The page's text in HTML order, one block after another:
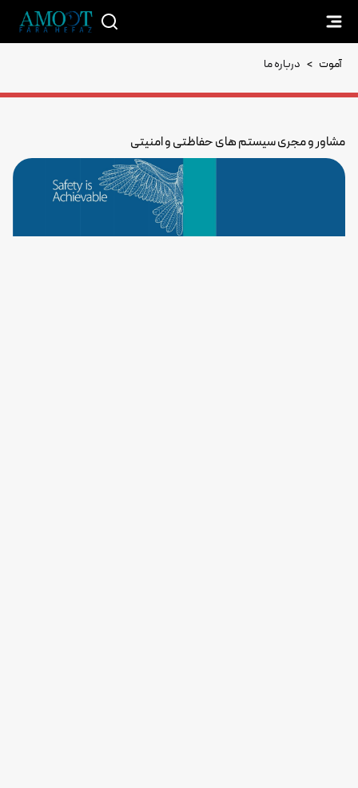
آموت > درباره ما
مشاور و مجری سیستم های حفاظتی و امنیتی